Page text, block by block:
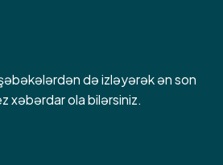
şəbəkələrdən də izləyərək ən son
xəbərdar ola bilərsiniz.